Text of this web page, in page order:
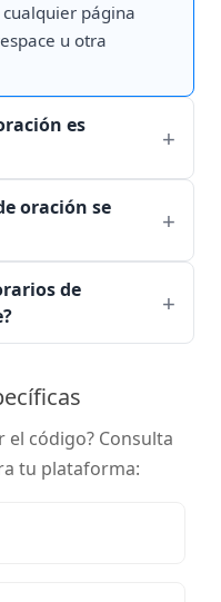
página
u otra
es
oración se
de
el código? Consulta
tu plataforma:
de oración a